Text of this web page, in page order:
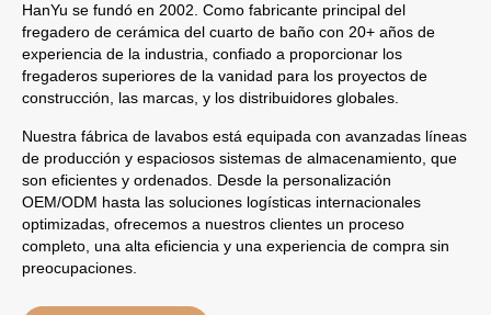
HanYu se fundó en 2002. Como fabricante principal del
fregadero de cerámica del cuarto de baño con 20+ años de
experiencia de la industria, confiado a proporcionar los
fregaderos superiores de la vanidad para los proyectos de
construcción, las marcas, y los distribuidores globales.
Nuestra fábrica de lavabos está equipada con avanzadas líneas
de producción y espaciosos sistemas de almacenamiento, que
son eficientes y ordenados. Desde la personalización
OEM/ODM hasta las soluciones logísticas internacionales
optimizadas, ofrecemos a nuestros clientes un proceso
completo, una alta eficiencia y una experiencia de compra sin
preocupaciones.